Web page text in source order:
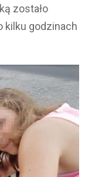
zostało
kilku godzinach